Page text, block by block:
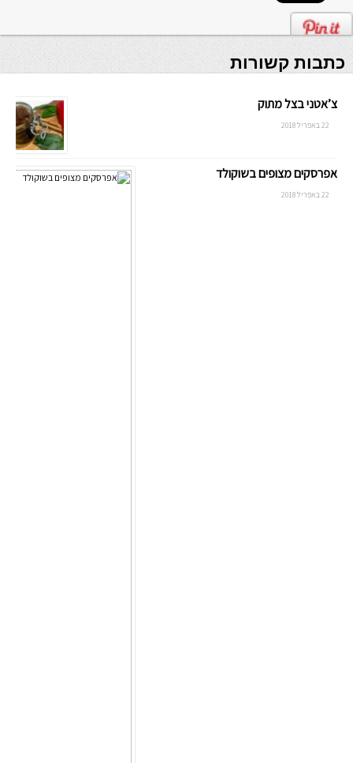
כתבות קשורות
צ’אטני בצל מתוק
22 באפריל 2018
אפרסקים מצופים בשוקולד
22 באפריל 2018